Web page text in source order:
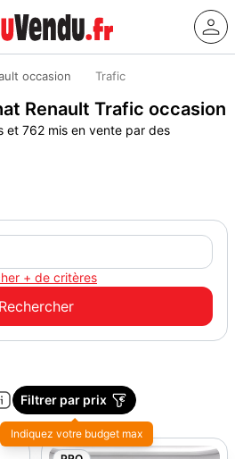
occasion Trafic
Renault Trafic occasion
et 762 mis en vente par des
+ de critères
Filtrer par prix
Indiquez votre budget max